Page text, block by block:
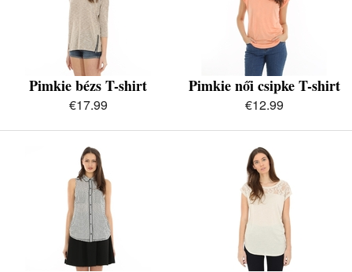
Pimkie bézs T-shirt
€17.99
Pimkie női csipke T-shirt
€12.99